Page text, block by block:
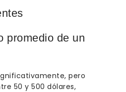
promedio de un
pero
50 y 500 dólares,